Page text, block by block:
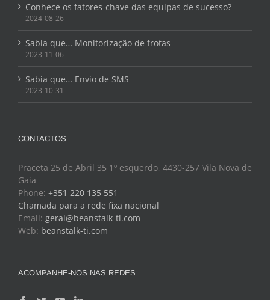
Conhece os fatores-chave das equipas de sucesso?
2024-08-26
Sabia que… Monitorização de frotas
2023-11-06
Sabia que… Envio de SMS
2023-10-31
CONTACTOS
Praceta 25 de Abril 35 1º esquerdo, 4430-257 Vila Nova de
Gaia
Phone: +351 220 135 551
Chamada para a rede fixa nacional
Email: geral@beanstalk-ti.com
Web: beanstalk-ti.com
ACOMPANHE-NOS NAS REDES